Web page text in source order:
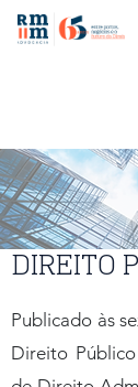
DIREITO
Publicado às
Direito